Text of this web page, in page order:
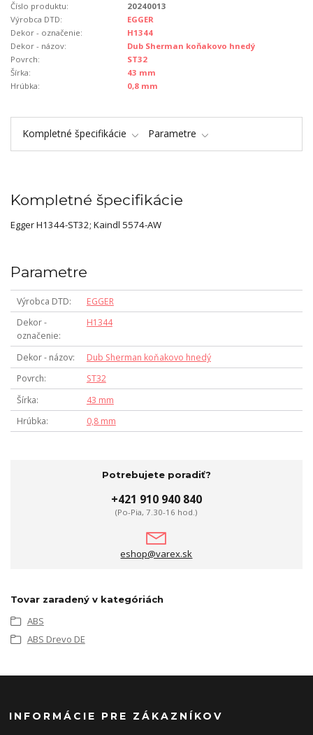
Číslo produktu:
20240013
Výrobca DTD:
EGGER
Dekor - označenie:
H1344
Dekor - názov:
Dub Sherman koňakovo hnedý
Povrch:
ST32
Šírka:
43 mm
Hrúbka:
0,8 mm
Kompletné špecifikácie Parametre
Kompletné špecifikácie
Egger H1344-ST32; Kaindl 5574-AW
Parametre
Výrobca DTD
EGGER
Dekor -
označenie
H1344
Dekor - názov
Dub Sherman koňakovo hnedý
Povrch
ST32
Šírka
43 mm
Hrúbka
0,8 mm
Potrebujete poradiť?
+421 910 940 840
(Po-Pia, 7.30-16 hod.)
eshop@varex.sk
Tovar zaradený v kategóriách
ABS
ABS Drevo DE
INFORMÁCIE PRE ZÁKAZNÍKOV